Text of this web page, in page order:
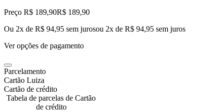
Preço R$ 189,90R$ 189,90
Ou 2x de R$ 94,95 sem jurosou 2x de R$ 94,95 sem juros
Ver opções de pagamento
Parcelamento
Cartão Luiza
Cartão de crédito
Tabela de parcelas de Cartão
de crédito